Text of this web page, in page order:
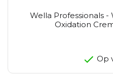
Wella Professionals -
Oxidation
Op